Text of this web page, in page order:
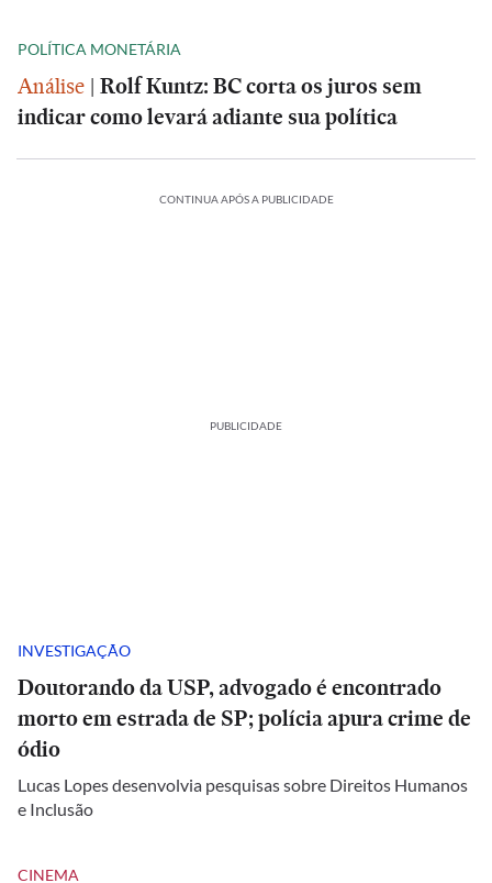
POLÍTICA MONETÁRIA
Análise | Rolf Kuntz: BC corta os juros sem
indicar como levará adiante sua política
CONTINUA APÓS A PUBLICIDADE
PUBLICIDADE
INVESTIGAÇÃO
Doutorando da USP, advogado é encontrado
morto em estrada de SP; polícia apura crime de
ódio
Lucas Lopes desenvolvia pesquisas sobre Direitos Humanos
e Inclusão
CINEMA